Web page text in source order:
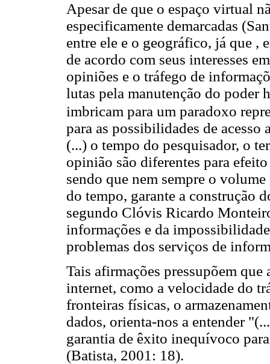
Apesar de que o espaço virtual
especificamente demarcadas
entre ele e o geográfico, já que ,
de acordo com seus interesses
opiniões e o tráfego de
lutas pela manutenção do poder
imbricam para um paradoxo
para as possibilidades de
(...) o tempo do pesquisador, o
opinião são diferentes para
sendo que nem sempre o
do tempo, garante a construção
segundo Clóvis Ricardo
informações e da
problemas dos serviços de
Tais afirmações pressupõem
internet, como a velocidade do
fronteiras físicas, o
dados, orienta-nos a entender
garantia de êxito inequívoco
(Batista, 2001: 18).